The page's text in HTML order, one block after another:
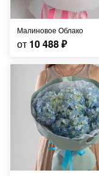
Малиновое Облако
от 10 488₽